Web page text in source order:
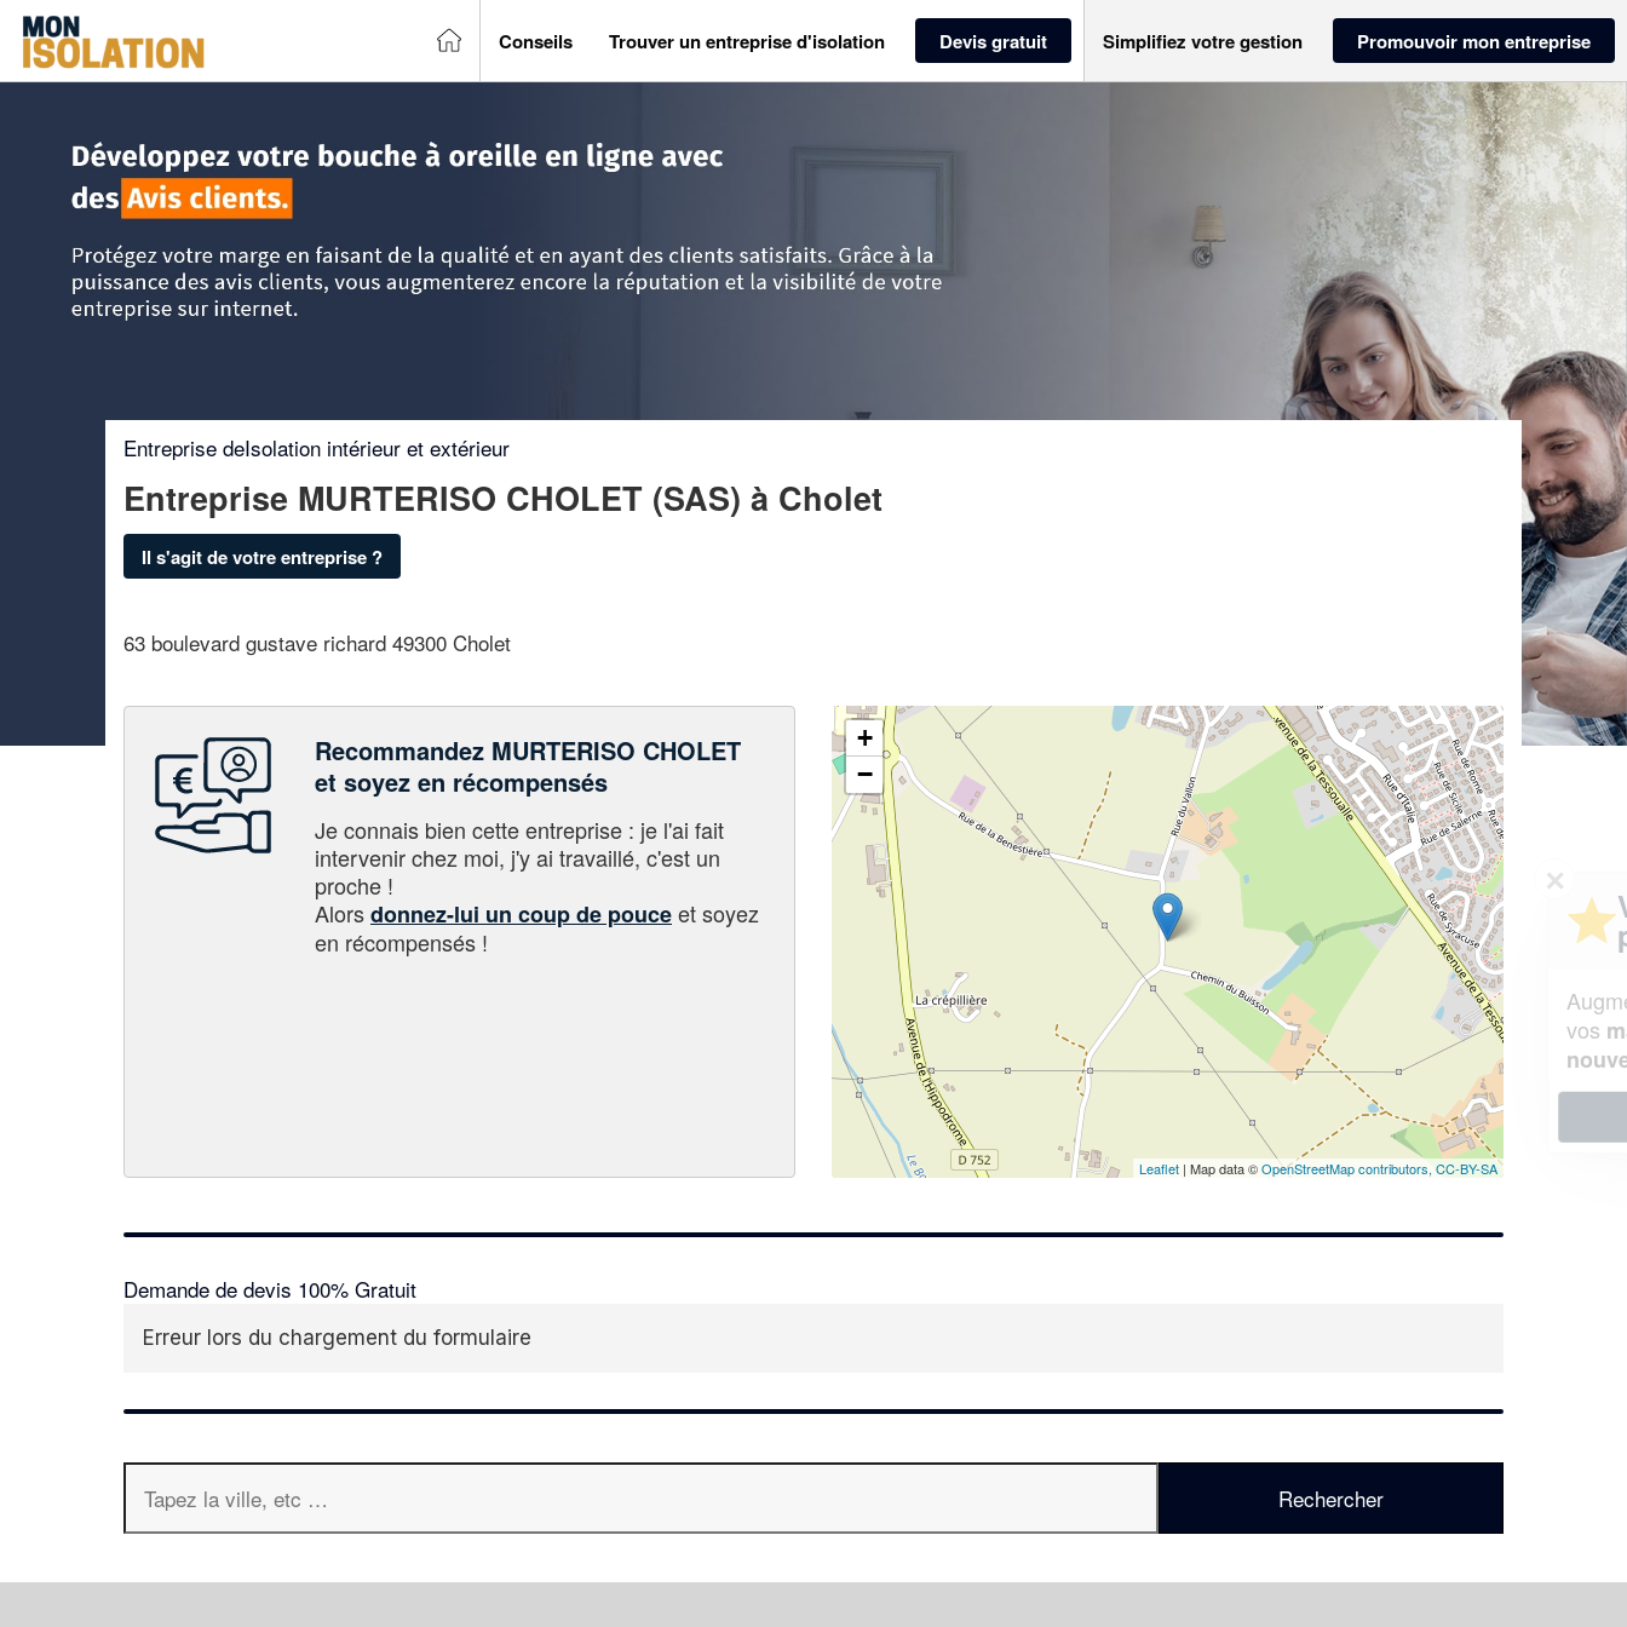
Conseils Trouver un entreprise d'isolation Devis gratuit Simplifiez votre gestion Promouvoir mon entreprise
Entreprise deIsolation intérieur et extérieur
Entreprise MURTERISO CHOLET (SAS) à Cholet
Il s'agit de votre entreprise ?
63 boulevard gustave richard 49300 Cholet
Recommandez MURTERISO CHOLET
et soyez en récompensés
Je connais bien cette entreprise : je l'ai fait
intervenir chez moi, j'y ai travaillé, c'est un
proche !
Alorsdonnez-lui un coup de pouceet soyez
en récompensés !
+
−
Leaflet | Map data ©OpenStreetMap contributors, CC-BY-SA
Demande de devis 100% Gratuit
Erreur lors du chargement du formulaire
Vous êtes un
professionnel ?
Augmentez votre chiffre d'affaireset
vosmarges
tout en gagnant de
nouveaux clients!
En savoir plus